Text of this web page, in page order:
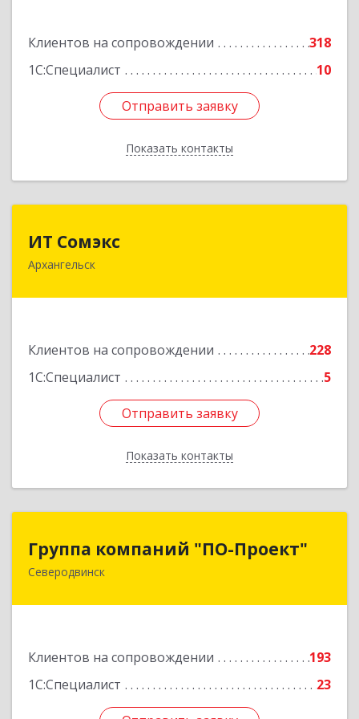
Клиентов на сопровождении
318
1С:Специалист
10
Отправить заявку
Показать контакты
Отправить заявку
Назад
ИТ Сомэкс
Архангельск
Клиентов на сопровождении
228
1С:Специалист
5
Отправить заявку
Показать контакты
163001, Архангельская обл, Архангельск г,
Подробнее
Отправить заявку
Назад
Группа компаний "ПО-Проект"
Северодвинск
Клиентов на сопровождении
193
1С:Специалист
23
Группа компаний "ПО-Проект"
164500, Архангельская обл, Северодвинск г,